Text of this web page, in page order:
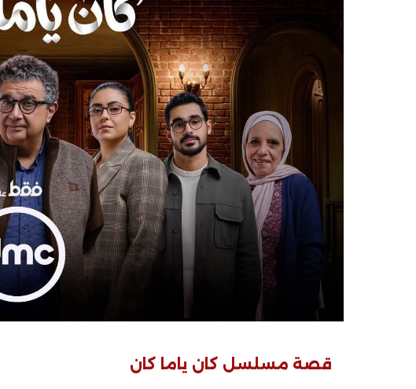
قصة مسلسل كان ياما كان